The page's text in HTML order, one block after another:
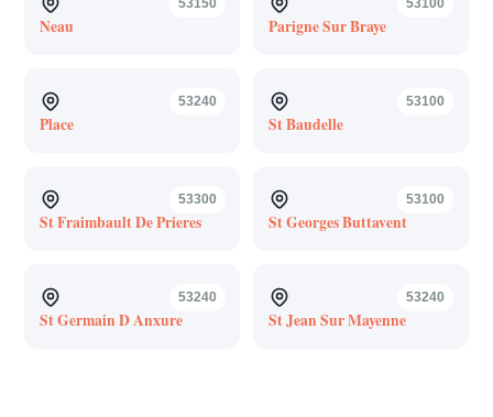
53150
Neau
53100
Parigne Sur Braye
53240
Place
53100
St Baudelle
53300
St Fraimbault De Prieres
53100
St Georges Buttavent
53240
St Germain D Anxure
53240
St Jean Sur Mayenne